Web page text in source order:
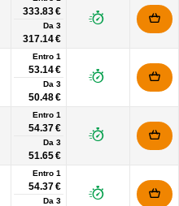
333.83 €
Da 3
317.14 €
Entro 1
53.14 €
Da 3
50.48 €
Entro 1
54.37 €
Da 3
51.65 €
Entro 1
54.37 €
Da 3